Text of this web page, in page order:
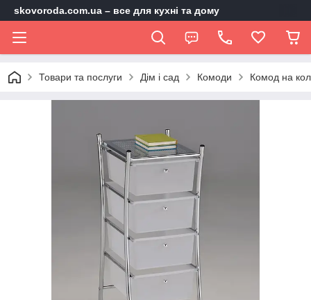
skovoroda.com.ua – все для кухні та дому
Товари та послуги Дім і сад Комоди Комод на